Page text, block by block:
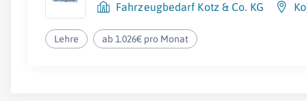
Fahrzeugbedarf Kotz & Co. KG
Lehre ab 1.026€ pro Monat